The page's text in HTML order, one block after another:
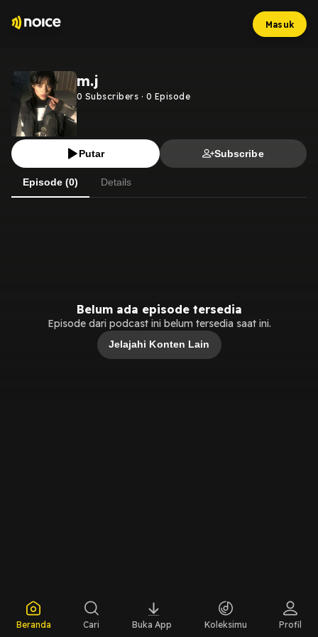
Masuk
m.j
0 Subscribers · 0 Episode
Putar Subscribe
Episode (0) Details
Belum ada episode tersedia
Episode dari podcast ini belum tersedia saat ini.
Jelajahi Konten Lain
Beranda Cari Buka App Koleksimu Profil